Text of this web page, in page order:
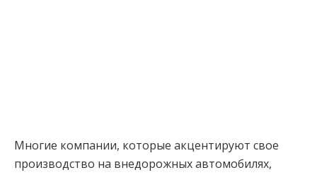
Многие компании, которые акцентируют свое
производство на внедорожных автомобилях,